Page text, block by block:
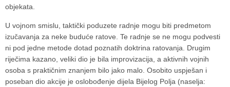
objekata.
U vojnom smislu, taktički poduzete radnje mogu biti predmetom
izučavanja za neke buduće ratove. Te radnje se ne mogu podvesti
ni pod jedne metode dotad poznatih doktrina ratovanja. Drugim
riječima kazano, veliki dio je bila improvizacija, a aktivnih vojnih
osoba s praktičnim znanjem bilo jako malo. Osobito uspješan i
poseban dio akcije je oslobođenje dijela Bijelog Polja (naselja: